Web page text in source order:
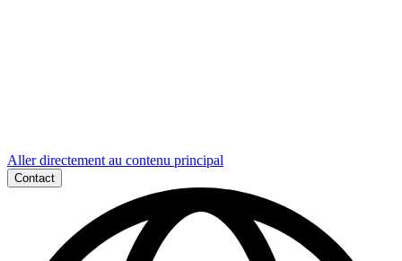
Aller directement au contenu principal
Contact